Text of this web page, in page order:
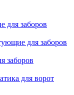
для заборов
для заборов
заборов
для ворот